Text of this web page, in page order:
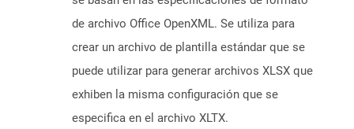
de archivo Office OpenXML. Se utiliza para
crear un archivo de plantilla estándar que se
puede utilizar para generar archivos XLSX que
exhiben la misma configuración que se
especifica en el archivo XLTX.